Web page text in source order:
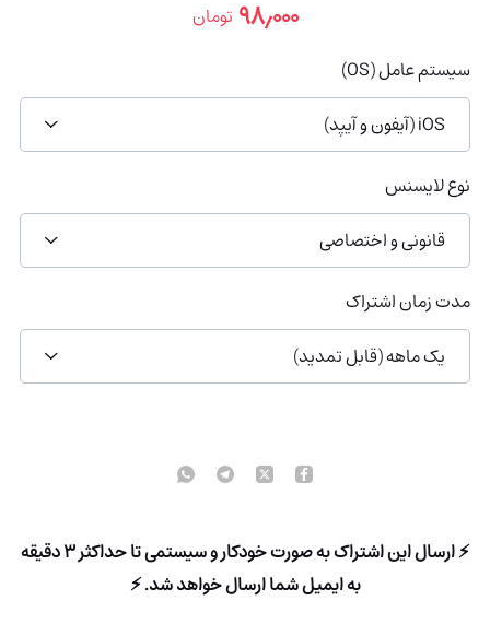
۹۸٫۰۰۰ تومان
سیستم عامل (OS)
iOS (آیفون و آیپد)
نوع لایسنس
قانونی و اختصاصی
مدت زمان اشتراک
یک ماهه (قابل تمدید)
⚡ ارسال این اشتراک به صورت خودکار و سیستمی تا حداکثر 3 دقیقه
به ایمیل شما ارسال خواهد شد. ⚡